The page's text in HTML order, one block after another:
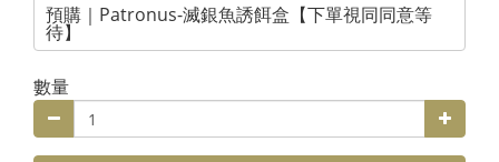
預購｜Patronus-滅銀魚誘餌盒【下單視同同意等
待】
數量